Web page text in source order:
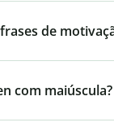
de
com maiúscula?